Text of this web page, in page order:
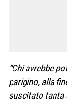
“Chi avrebbe
parigino, alla
suscitato tanta